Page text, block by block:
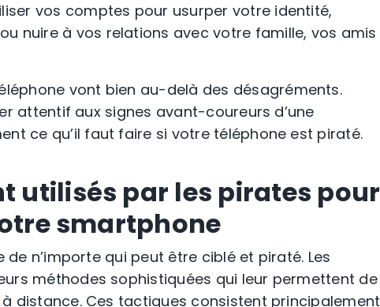
vos comptes pour usurper votre identité,
nuire à vos relations avec votre famille, vos amis
vont bien au-delà des désagréments.
attentif aux signes avant-coureurs d’une
ce qu’il faut faire si votre téléphone est piraté.
utilisés par les pirates pour
smartphone
n’importe qui peut être ciblé et piraté. Les
méthodes sophistiquées qui leur permettent de
distance. Ces tactiques consistent principalement